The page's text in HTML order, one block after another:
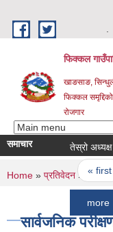
फिक्कल
खाङसाङ,
फिक्कल
रोजगार
समाचार तेस्रो अध्यक्ष कप
Pages
« first
You are
Home » प्रतिवेदन »
सार्वजनिक